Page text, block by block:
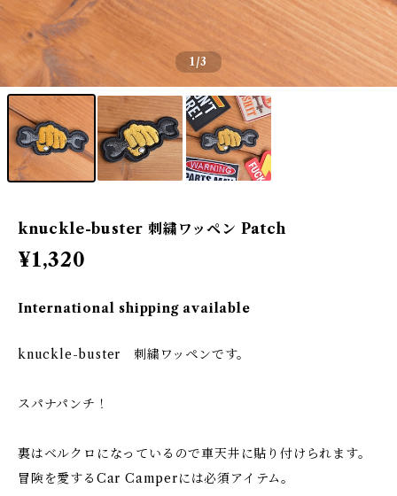
1/3
knuckle-buster 刺繍ワッペン Patch
¥1,320
International shipping available
knuckle-buster 刺繍ワッペンです。
スパナパンチ！
裏はベルクロになっているので車天井に貼り付けられます。
冒険を愛するCar Camperには必須アイテム。